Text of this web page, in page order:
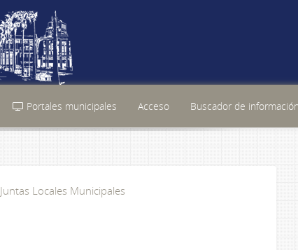
Portales municipales Acceso Buscador de información
Juntas Locales Municipales